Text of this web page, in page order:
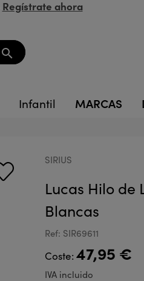
Regístrate ahora
search
Infantil MARCAS
SIRIUS
Lucas Hilo de
Blancas
Ref: SIR69611
Coste: 47,95 €
IVA incluido